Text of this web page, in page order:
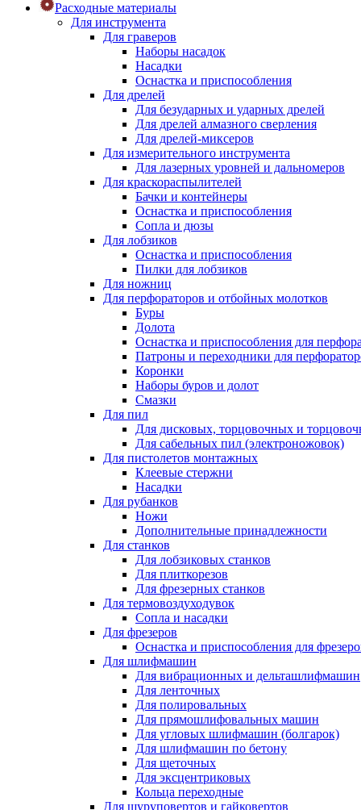
Расходные материалы
Для инструмента
Для граверов
Наборы насадок
Насадки
Оснастка и приспособления
Для дрелей
Для безударных и ударных дрелей
Для дрелей алмазного сверления
Для дрелей-миксеров
Для измерительного инструмента
Для лазерных уровней и дальномеров
Для краскораспылителей
Бачки и контейнеры
Оснастка и приспособления
Сопла и дюзы
Для лобзиков
Оснастка и приспособления
Пилки для лобзиков
Для ножниц
Для перфораторов и отбойных молотков
Буры
Долота
Оснастка и приспособления для
Патроны и переходники для
Коронки
Наборы буров и долот
Смазки
Для пил
Для дисковых, торцовочных и
Для сабельных пил (электроножовок)
Для пистолетов монтажных
Клеевые стержни
Насадки
Для рубанков
Ножи
Дополнительные принадлежности
Для станков
Для лобзиковых станков
Для плиткорезов
Для фрезерных станков
Для термовоздуходувок
Сопла и насадки
Для фрезеров
Оснастка и приспособления для
Для шлифмашин
Для вибрационных и дельташлифмашин
Для ленточных
Для полировальных
Для прямошлифовальных машин
Для угловых шлифмашин (болгарок)
Для шлифмашин по бетону
Для щеточных
Для эксцентриковых
Кольца переходные
Для шуруповертов и гайковертов